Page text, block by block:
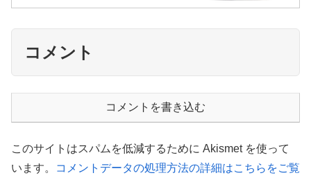
コメント
コメントを書き込む
このサイトはスパムを低減するために Akismet を使って
います。
コメントデータの処理方法の詳細はこちらをご覧